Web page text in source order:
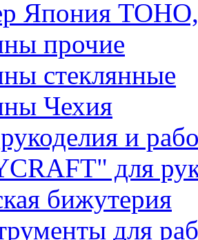
Япония
прочие
стеклянные
Чехия
и
для
бижутерия
для